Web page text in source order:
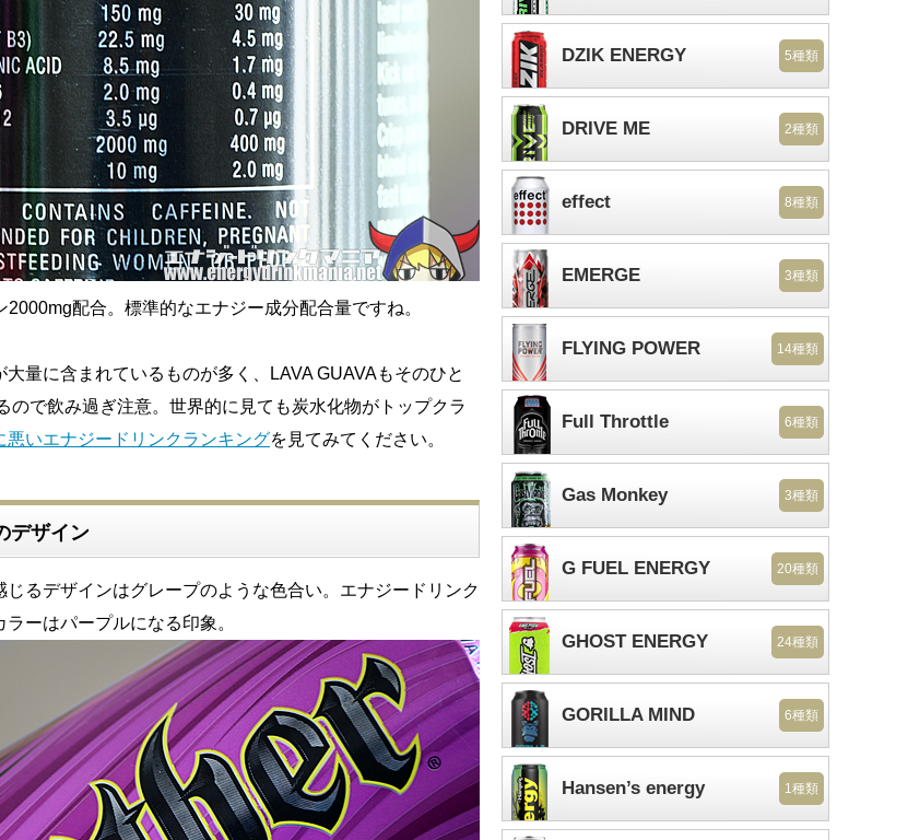
配合。標準的なエナジー成分配合量ですね。
量に含まれているものが多く、LAVA GUAVAもそのひと
ので飲み過ぎ注意。世界的に見ても炭水化物がトップクラ
悪いエナジードリンクランキングを見てみてください。
デザイン
るデザインはグレープのような色合い。エナジードリンク
ーはパープルになる印象。
DZIK ENERGY 5種類
DRIVE ME 2種類
effect 8種類
EMERGE 3種類
FLYING POWER 14種類
Full Throttle 6種類
Gas Monkey 3種類
G FUEL ENERGY 20種類
GHOST ENERGY 24種類
GORILLA MIND 6種類
Hansen’s energy 1種類